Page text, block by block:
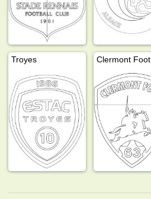
Troyes Clermont Foot